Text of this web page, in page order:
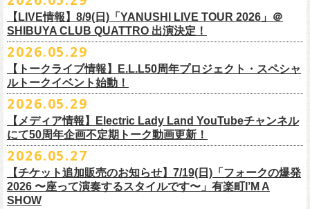
◎「モンキーTシャツ」
価格：￥3,700(税込)
ボディ：ビッグシルエット
カラー：ホワイト、アシッドブルー、 [NEWカラー！] サンドベージュ
素材 ： 綿100％
サイズ：S / M / L / XL
＜製品サイズ＞
S ： 身丈66cm / 身幅55cm / 肩幅52cm / 袖丈21cm
M ： 身丈70cm / 身幅58cm / 肩幅55cm / 袖丈23cm
L ： 身丈74cm / 身幅61cm / 肩幅58cm / 袖丈25cm
XL ： 身丈78cm / 身幅64cm / 肩幅61cm / 袖丈27cm
※上記サイズはあくまでも目安の寸法です
e+Q＆A ページ：https://eplus.jp/qa/
【ローソンチケットでご購入で、紙チケットをご選択のお
客様】
ローソン、 ミニストップ店舗にて直接払い戻しをさせていただきます。
ローソンで発券された⽅はローソンへ、
ミニストップへお⼿持ちの未使⽤
チケットをお持ちの上、ご来店くださ
い。実際の払戻⼿順につきましては、下記URLをご確認ください。
https://l-tike.com/oc/lt/haraimodoshi/
(注1)チケットの半券がもぎられているものについては、ご返⾦
しかねます。
(注2)チケット代以外の外⼿数料(配送⼿数料は除く)の返⾦については、
「各種⼿数料券」が必要となります。
2027年にオープン50周年を迎える名古屋のライブハウスElectric Lady
Land（通称E.L.L）でぴあ中部×フラワーカンパニーズの合同企画のトー
クイベントシリーズ、vol.1の開催が8月31日(月)に決定！
◎奥野真哉 還暦イベント “〜オクピンの笑って︕笑って︕︕ 60歳〜「君
はカンレキさ」”
日時：2026年12月2日(水) 開場18:00 / 開演19:00
会場：恵比寿 LIQUIDROOM
チケット：
＜オフィシャル抽選先行＞ 7/13(月)12:00～7/20(月・祝)23:59まで
https://l-tike.com/st1/okuno1202-
他詳細はイベント公式サイトへ →https://breast.co.jp/okuno60th/
◎「back on live FES」
日程：2026年9月22日(火祝)
会場：
・富山MAIRO
・富山県民小劇場ORBIS
・バール・デ・美富味
・マリエ6F芝生広場
・富山駅構内自由通路
チケット発売：7月6日 12時～
プレイガイド：e-plus(イープラス)
https://eplus.jp/sf/detail/4562600001-P0030001
フェスHP:
定しました。
◎「フォークの爆発2026 〜座って演奏するスタイルです〜」
7/11(土)岐阜・郡上八幡Club Layla 開場16:30/開演17:00
追加チケット＞立ち見席 ￥5,500（税込/ドリンク代別）
発売日：7月4日(土)10:00〜
プレイガイド：イープラス
P0030682P021001?P1=1221
ネクストロード 03-5114-7444（平日14～18時）
p.com/contact/
チケット完売となっておりました7/5(日)開催「フォークの爆発2026 〜座
って演奏するスタイルです〜」兵庫・神戸クラブ月世界 公演につきまし
て、限定枚数となりますが＜2F立ち見席＞の追加販売を行うことが決定
しました。
◎「フォークの爆発2026 〜座って演奏するスタイルです〜」
7/5(日)兵庫・神戸クラブ月世界 開場15:30/開演16:00
追加チケット＞2F立ち見席 ￥5,500（税込/ドリンク代別）
＊ステージ上からの眺めになります
＊自由席の方ご入場後、開演10分前のご案内を予定しています
発売日：7月2日(木)17:00〜
プレイガイド：イープラスhttps://eplus.jp/sf/detail/0039320001-
P0030685P021001?P1=1221
「フォークの爆発2026 ミニマル巡業 〜うたとギターとコーラスと〜」
6/8(月)からスタートする「フォークの爆発2026 ミニマル巡業 〜うたとギ
ターとコーラスと〜」にて、ラッコシリーズのニューアイテムの販売が
決定！
さらに、完売御礼となった「レッツけんこうアンブレラチャーム」（ラ
ンダム）がイエローver.で販売再開決定！
【LIVE情報】8/9(日)「YANUSHI LIVE TOUR 2026」＠
SHIBUYA CLUB QUATTRO 出演決定！
2026.05.29
【トークライブ情報】E.L.L50周年プロジェクト・スペシャ
ルトークイベント始動！
2026.05.29
【メディア情報】Electric Lady Land YouTubeチャンネル
にて50周年企画不定期トーク動画更新！
2026.05.27
【チケット追加販売のお知らせ】7/19(日)「フォークの爆発
2026 〜座って演奏するスタイルです〜」有楽町I’M A
SHOW